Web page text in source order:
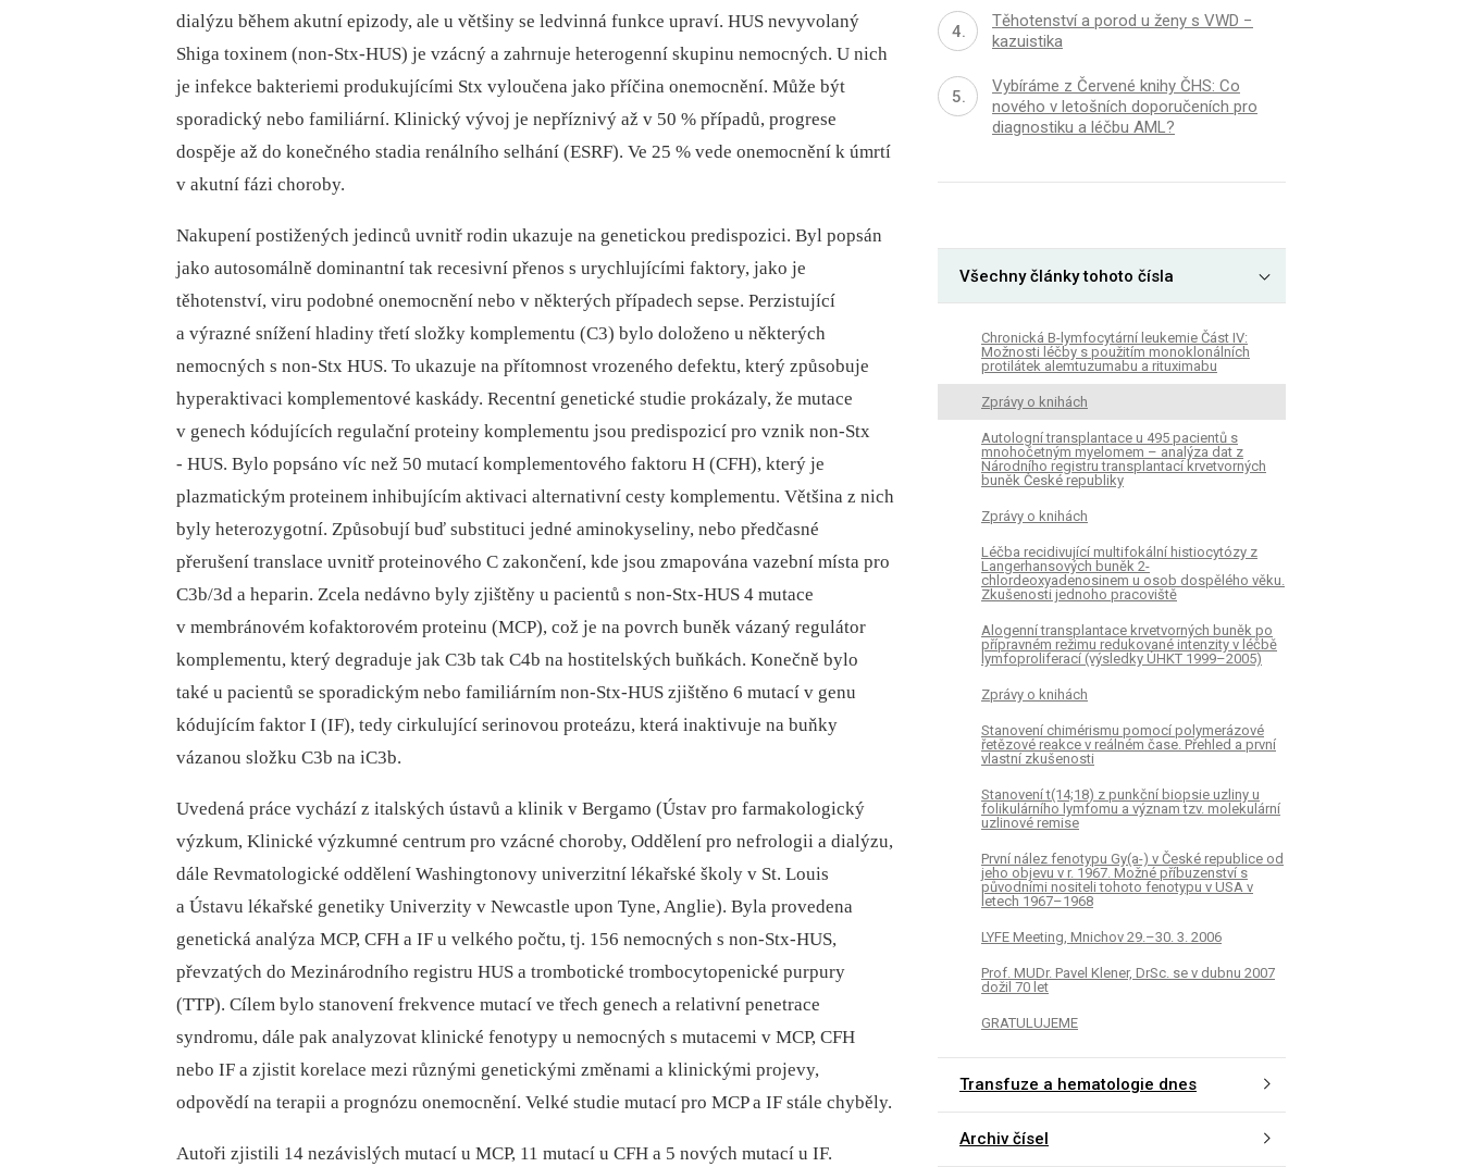
dialýzu během akutní epizody, ale u většiny se ledvinná funkce upraví. HUS nevyvolaný
Shiga toxinem (non-Stx-HUS) je vzácný a zahrnuje heterogenní skupinu nemocných. U nich
je infekce bakteriemi produkujícími Stx vyloučena jako příčina onemocnění. Může být
sporadický nebo familiární. Klinický vývoj je nepříznivý až v 50 % případů, progrese
dospěje až do konečného stadia renálního selhání (ESRF). Ve 25 % vede onemocnění k úmrtí
v akutní fázi choroby.
Nakupení postižených jedinců uvnitř rodin ukazuje na genetickou predispozici. Byl popsán
jako autosomálně dominantní tak recesivní přenos s urychlujícími faktory, jako je
těhotenství, viru podobné onemocnění nebo v některých případech sepse. Perzistující
a výrazné snížení hladiny třetí složky komplementu (C3) bylo doloženo u některých
nemocných s non-Stx HUS. To ukazuje na přítomnost vrozeného defektu, který způsobuje
hyperaktivaci komplementové kaskády. Recentní genetické studie prokázaly, že mutace
v genech kódujících regulační proteiny komplementu jsou predispozicí pro vznik non-Stx
-⁠ HUS. Bylo popsáno víc než 50 mutací komplementového faktoru H (CFH), který je
plazmatickým proteinem inhibujícím aktivaci alternativní cesty komplementu. Většina z nich
byly heterozygotní. Způsobují buď substituci jedné aminokyseliny, nebo předčasné
přerušení translace uvnitř proteinového C zakončení, kde jsou zmapována vazební místa pro
C3b/3d a heparin. Zcela nedávno byly zjištěny u pacientů s non-Stx-HUS 4 mutace
v membránovém kofaktorovém proteinu (MCP), což je na povrch buněk vázaný regulátor
komplementu, který degraduje jak C3b tak C4b na hostitelských buňkách. Konečně bylo
také u pacientů se sporadickým nebo familiárním non-Stx-HUS zjištěno 6 mutací v genu
kódujícím faktor I (IF), tedy cirkulující serinovou proteázu, která inaktivuje na buňky
vázanou složku C3b na iC3b.
Uvedená práce vychází z italských ústavů a klinik v Bergamo (Ústav pro farmakologický
výzkum, Klinické výzkumné centrum pro vzácné choroby, Oddělení pro nefrologii a dialýzu,
dále Revmatologické oddělení Washingtonovy univerzitní lékařské školy v St. Louis
a Ústavu lékařské genetiky Univerzity v Newcastle upon Tyne, Anglie). Byla provedena
genetická analýza MCP, CFH a IF u velkého počtu, tj. 156 nemocných s non-Stx-HUS,
převzatých do Mezinárodního registru HUS a trombotické trombocytopenické purpury
(TTP). Cílem bylo stanovení frekvence mutací ve třech genech a relativní penetrace
syndromu, dále pak analyzovat klinické fenotypy u nemocných s mutacemi v MCP, CFH
nebo IF a zjistit korelace mezi různými genetickými změnami a klinickými projevy,
odpovědí na terapii a prognózu onemocnění. Velké studie mutací pro MCP a IF stále chyběly.
Autoři zjistili 14 nezávislých mutací u MCP, 11 mutací u CFH a 5 nových mutací u IF.
Těhotenství a porod u ženy s VWD −
kazuistika
Vybíráme z Červené knihy ČHS: Co
nového v letošních doporučeních pro
diagnostiku a léčbu AML?
Všechny články tohoto čísla
Chronická B-lymfocytární leukemie Část IV:
Možnosti léčby s použitím monoklonálních
protilátek alemtuzumabu a rituximabu
Zprávy o knihách
Autologní transplantace u 495 pacientů s
mnohočetným myelomem – analýza dat z
Národního registru transplantací krvetvorných
buněk České republiky
Zprávy o knihách
Léčba recidivující multifokální histiocytózy z
Langerhansových buněk 2-
chlordeoxyadenosinem u osob dospělého věku.
Zkušenosti jednoho pracoviště
Alogenní transplantace krvetvorných buněk po
přípravném režimu redukované intenzity v léčbě
lymfoproliferací (výsledky ÚHKT 1999–2005)
Zprávy o knihách
Stanovení chimérismu pomocí polymerázové
řetězové reakce v reálném čase. Přehled a první
vlastní zkušenosti
Stanovení t(14;18) z punkční biopsie uzliny u
folikulárního lymfomu a význam tzv. molekulární
uzlinové remise
První nález fenotypu Gy(a-) v České republice od
jeho objevu v r. 1967. Možné příbuzenství s
původními nositeli tohoto fenotypu v USA v
letech 1967–1968
LYFE Meeting, Mnichov 29.–30. 3. 2006
Prof. MUDr. Pavel Klener, DrSc. se v dubnu 2007
dožil 70 let
GRATULUJEME
Transfuze a hematologie dnes
Archiv čísel